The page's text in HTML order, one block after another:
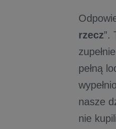
rzecz”.
pełną
nasze
nie